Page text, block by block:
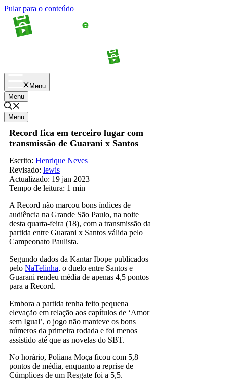
Pular para o conteúdo
Menu
Menu
Menu
Record fica em terceiro lugar com
transmissão de Guarani x Santos
Escrito: Henrique Neves
Revisado: lewis
Actualizado: 19 jan 2023
Tempo de leitura: 1 min
A Record não marcou bons índices de
audiência na Grande São Paulo, na noite
desta quarta-feira (18), com a transmissão da
partida entre Guarani x Santos válida pelo
Campeonato Paulista.
Segundo dados da Kantar Ibope publicados
pelo NaTelinha, o duelo entre Santos e
Guarani rendeu média de apenas 4,5 pontos
para a Record.
Embora a partida tenha feito pequena
elevação em relação aos capítulos de ‘Amor
sem Igual’, o jogo não manteve os bons
números da primeira rodada e foi menos
assistido até que as novelas do SBT.
No horário, Poliana Moça ficou com 5,8
pontos de média, enquanto a reprise de
Cúmplices de um Resgate foi a 5,5.